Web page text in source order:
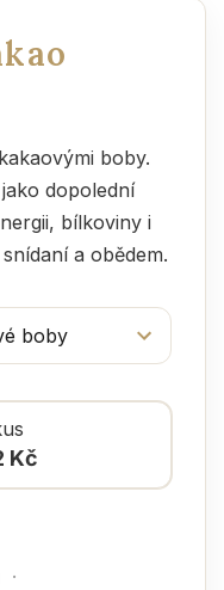
boby.
dopolední
bílkoviny i
a obědem.
Kč